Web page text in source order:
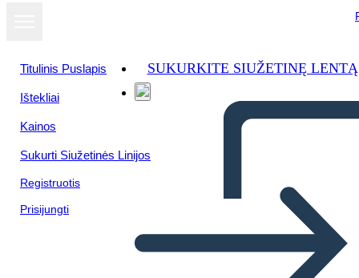
Titulinis Puslapis
Ištekliai
Kainos
Sukurti Siužetinės Linijos
Registruotis
Prisijungti
SUKURKITE SIUŽETINĘ LENTĄ